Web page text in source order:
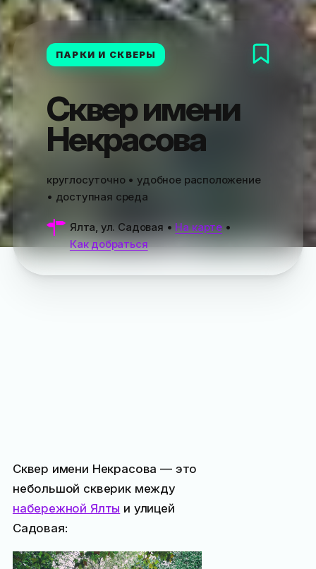
ПАРКИ И СКВЕРЫ
Сквер имени
Некрасова
круглосуточно • удобное расположение
• доступная среда
Ялта, ул. Садовая • На карте •
Как добраться
Сквер имени Некрасова — это
небольшой скверик между
набережной Ялты и улицей
Садовая: